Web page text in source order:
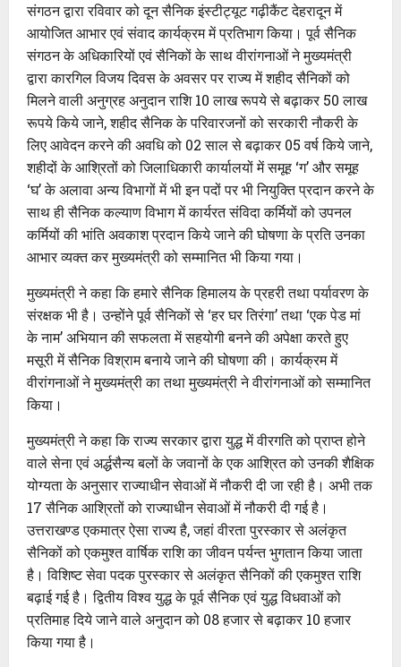
संगठन द्वारा रविवार को दून सैनिक इंस्टीट्यूट गढ़ीकैंट देहरादून में
आयोजित आभार एवं संवाद कार्यक्रम में प्रतिभाग किया। पूर्व सैनिक
संगठन के अधिकारियों एवं सैनिकों के साथ वीरांगनाओं ने मुख्यमंत्री
द्वारा कारगिल विजय दिवस के अवसर पर राज्य में शहीद सैनिकों को
मिलने वाली अनुग्रह अनुदान राशि 10 लाख रूपये से बढ़ाकर 50 लाख
रूपये किये जाने, शहीद सैनिक के परिवारजनों को सरकारी नौकरी के
लिए आवेदन करने की अवधि को 02 साल से बढ़ाकर 05 वर्ष किये जाने,
शहीदों के आश्रितों को जिलाधिकारी कार्यालयों में समूह ‘ग’ और समूह
‘घ’ के अलावा अन्य विभागों में भी इन पदों पर भी नियुक्ति प्रदान करने के
साथ ही सैनिक कल्याण विभाग में कार्यरत संविदा कर्मियों को उपनल
कर्मियों की भांति अवकाश प्रदान किये जाने की घोषणा के प्रति उनका
आभार व्यक्त कर मुख्यमंत्री को सम्मानित भी किया गया।
मुख्यमंत्री ने कहा कि हमारे सैनिक हिमालय के प्रहरी तथा पर्यावरण के
संरक्षक भी है। उन्होंने पूर्व सैनिकों से ‘हर घर तिरंगा’ तथा ‘एक पेड मां
के नाम’ अभियान की सफलता में सहयोगी बनने की अपेक्षा करते हुए
मसूरी में सैनिक विश्राम बनाये जाने की घोषणा की। कार्यक्रम में
वीरांगनाओं ने मुख्यमंत्री का तथा मुख्यमंत्री ने वीरांगनाओं को सम्मानित
किया।
मुख्यमंत्री ने कहा कि राज्य सरकार द्वारा युद्ध में वीरगति को प्राप्त होने
वाले सेना एवं अर्द्धसैन्य बलों के जवानों के एक आश्रित को उनकी शैक्षिक
योग्यता के अनुसार राज्याधीन सेवाओं में नौकरी दी जा रही है। अभी तक
17 सैनिक आश्रितों को राज्याधीन सेवाओं में नौकरी दी गई है।
उत्तराखण्ड एकमात्र ऐसा राज्य है, जहां वीरता पुरस्कार से अलंकृत
सैनिकों को एकमुश्त वार्षिक राशि का जीवन पर्यन्त भुगतान किया जाता
है। विशिष्ट सेवा पदक पुरस्कार से अलंकृत सैनिकों की एकमुश्त राशि
बढ़ाई गई है। द्वितीय विश्व युद्ध के पूर्व सैनिक एवं युद्ध विधवाओं को
प्रतिमाह दिये जाने वाले अनुदान को 08 हजार से बढ़ाकर 10 हजार
किया गया है।